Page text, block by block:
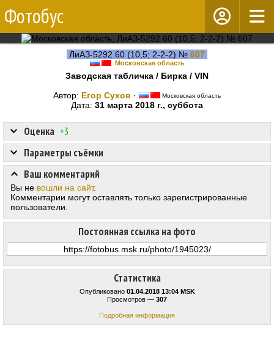
Фотобус
ЛиАЗ-5292.60 (10,5; 2-2-2) № 607
Московская область
Заводская табличка / Бирка / VIN
Автор: Егор Сухов · Московская область
Дата: 31 марта 2018 г., суббота
Статистика
Опубликовано 01.04.2018 13:04 MSK
Просмотров — 307
Подробная информация
Оценка +3
Постоянная ссылка на фото
Параметры съёмки
Ваш комментарий
Вы не вошли на сайт.
Комментарии могут оставлять только зарегистрированные
пользователи.